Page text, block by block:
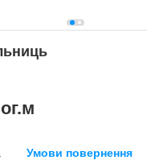
Умови повернення